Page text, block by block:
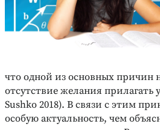
что одной из основных причин
отсутствие желания
Sushko 2018). В связи с этим
особую актуальность, чем